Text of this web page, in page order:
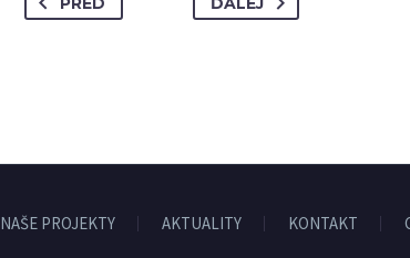
NAŠE PROJEKTY AKTUALITY KONTAKT